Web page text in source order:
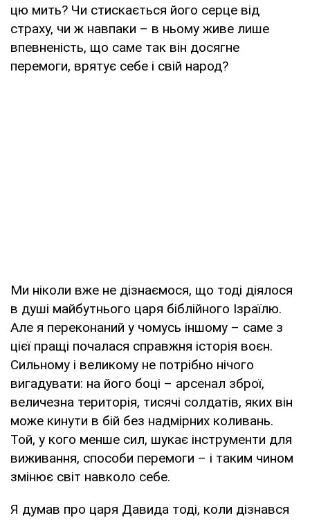
цю мить? Чи стискається його серце від
страху, чи ж навпаки – в ньому живе лише
впевненість, що саме так він досягне
перемоги, врятує себе і свій народ?
Ми ніколи вже не дізнаємося, що тоді діялося
в душі майбутнього царя біблійного Ізраїлю.
Але я переконаний у чомусь іншому – саме з
цієї пращі почалася справжня історія воєн.
Сильному і великому не потрібно нічого
вигадувати: на його боці – арсенал зброї,
величезна територія, тисячі солдатів, яких він
може кинути в бій без надмірних коливань.
Той, у кого менше сил, шукає інструменти для
виживання, способи перемоги – і таким чином
змінює світ навколо себе.
Я думав про царя Давида тоді, коли дізнався